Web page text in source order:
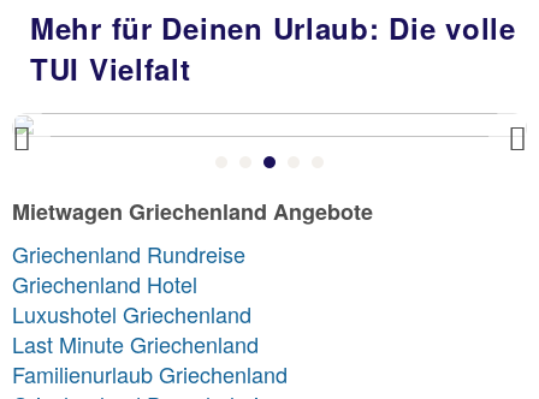
Mehr für Deinen Urlaub: Die volle
TUI Vielfalt
Previous
Mietwagen Griechenland Angebote
Griechenland Rundreise
Griechenland Hotel
Luxushotel Griechenland
Last Minute Griechenland
Familienurlaub Griechenland